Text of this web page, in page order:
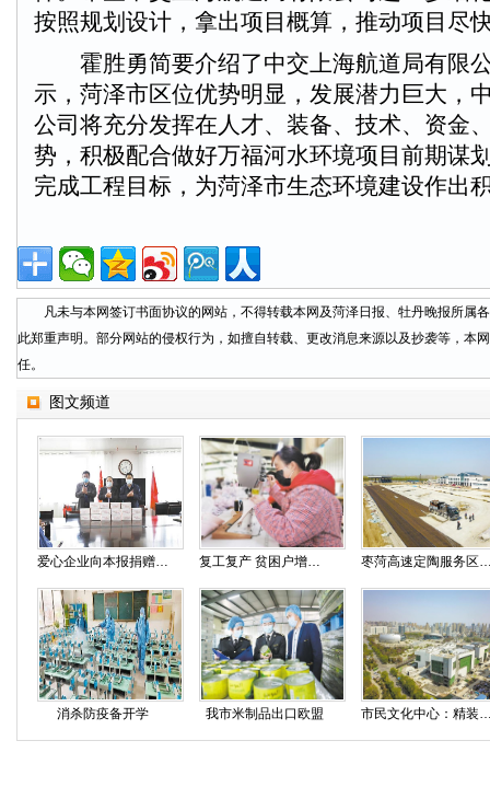
按照规划设计，拿出项目概算，推动项目尽
霍胜勇简要介绍了中交上海航道局有限
示，菏泽市区位优势明显，发展潜力巨大，
公司将充分发挥在人才、装备、技术、资金
势，积极配合做好万福河水环境项目前期谋
完成工程目标，为菏泽市生态环境建设作出
凡未与本网签订书面协议的网站，不得转载本网及菏泽日报、牡丹晚报所属
此郑重声明。部分网站的侵权行为，如擅自转载、更改消息来源以及抄袭等，本
任。
图文频道
爱心企业向本报捐赠口罩 复工复产 贫困户增收有望 枣菏高速定陶服务
消杀防疫备开学 我市米制品出口欧盟 市民文化中心：精